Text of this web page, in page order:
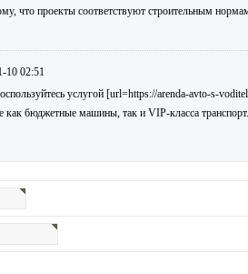
что проекты соответствуют строительным
10 02:51
услугой [url=https://arenda-avto-s-
как бюджетные машины, так и VIP-класса транспорт.